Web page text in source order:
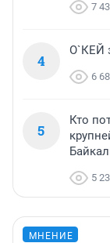
7
4
О`КЕЙ
6
5
Кто
5
МНЕНИЕ